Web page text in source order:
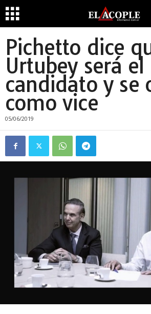
Pichetto dice
Urtubey será el
candidato y se
como vice
05/06/2019